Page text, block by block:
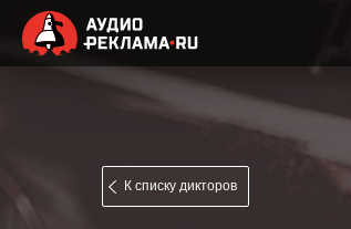
К списку дикторов